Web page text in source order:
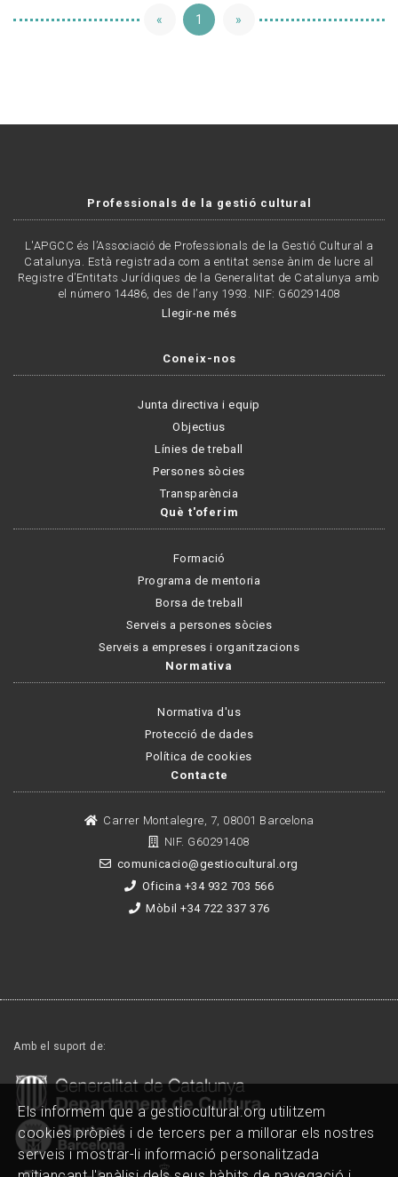
« 1 »
Professionals de la gestió cultural
L'APGCC és l’Associació de Professionals de la Gestió Cultural a
Catalunya. Està registrada com a entitat sense ànim de lucre al
Registre d’Entitats Jurídiques de la Generalitat de Catalunya amb
el número 14486, des de l’any 1993. NIF: G60291408
Llegir-ne més
Coneix-nos
Junta directiva i equip
Objectius
Línies de treball
Persones sòcies
Transparència
Què t'oferim
Formació
Programa de mentoria
Borsa de treball
Serveis a persones sòcies
Serveis a empreses i organitzacions
Normativa
Normativa d'us
Protecció de dades
Política de cookies
Contacte
Carrer Montalegre, 7, 08001 Barcelona
NIF. G60291408
comunicacio@gestiocultural.org
Oficina +34 932 703 566
Mòbil +34 722 337 376
Amb el suport de:
Els informem que a gestiocultural.org utilitzem
cookies pròpies i de tercers per a millorar els nostres
serveis i mostrar-li informació personalitzada